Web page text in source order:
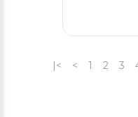
|< < 1 2 3